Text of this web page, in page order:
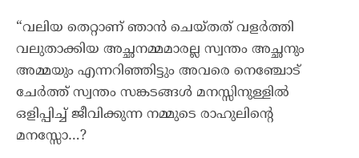
“വലിയ തെറ്റാണ് ഞാൻ ചെയ്തത് വളർത്തി
വലുതാക്കിയ അച്ഛനമ്മമാരല്ല സ്വന്തം അച്ഛനും
അമ്മയും എന്നറിഞ്ഞിട്ടും അവരെ നെഞ്ചോട്
ചേർത്ത് സ്വന്തം സങ്കടങ്ങൾ മനസ്സിനുള്ളിൽ
ഒളിപ്പിച്ച് ജീവിക്കുന്ന നമ്മുടെ രാഹുലിന്റെ
മനസ്സോ…?